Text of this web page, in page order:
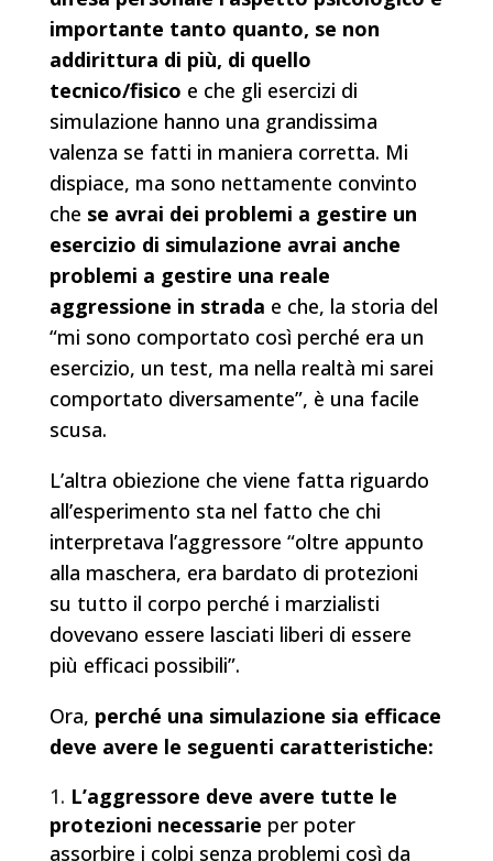
importante tanto quanto, se non
addirittura di più, di quello
tecnico/fisico e che gli esercizi di
simulazione hanno una grandissima
valenza se fatti in maniera corretta. Mi
dispiace, ma sono nettamente convinto
che se avrai dei problemi a gestire un
esercizio di simulazione avrai anche
problemi a gestire una reale
aggressione in strada e che, la storia del
“mi sono comportato così perché era un
esercizio, un test, ma nella realtà mi sarei
comportato diversamente”, è una facile
scusa.
L’altra obiezione che viene fatta riguardo
all’esperimento sta nel fatto che chi
interpretava l’aggressore “oltre appunto
alla maschera, era bardato di protezioni
su tutto il corpo perché i marzialisti
dovevano essere lasciati liberi di essere
più efficaci possibili”.
Ora, perché una simulazione sia efficace
deve avere le seguenti caratteristiche:
L’aggressore deve avere tutte le
protezioni necessarie per poter
assorbire i colpi senza problemi così da